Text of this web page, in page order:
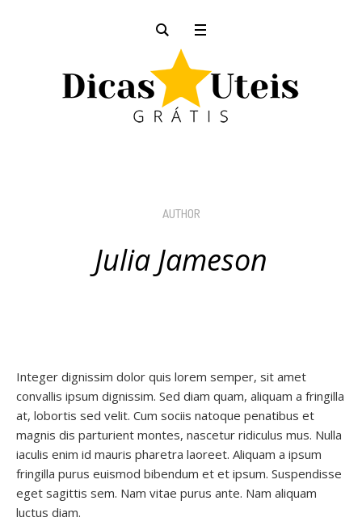
AUTHOR
Julia Jameson
Integer dignissim dolor quis lorem semper, sit amet
convallis ipsum dignissim. Sed diam quam, aliquam a fringilla
at, lobortis sed velit. Cum sociis natoque penatibus et
magnis dis parturient montes, nascetur ridiculus mus. Nulla
iaculis enim id mauris pharetra laoreet. Aliquam a ipsum
fringilla purus euismod bibendum et et ipsum. Suspendisse
eget sagittis sem. Nam vitae purus ante. Nam aliquam
luctus diam.